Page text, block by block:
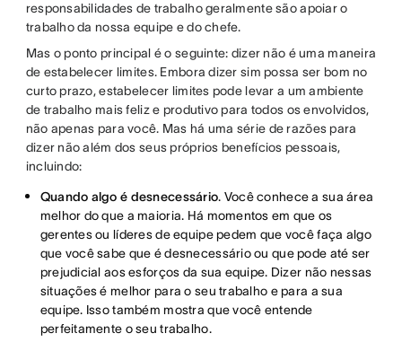
responsabilidades de trabalho geralmente são apoiar o
trabalho da nossa equipe e do chefe.
Mas o ponto principal é o seguinte: dizer não é uma maneira
de estabelecer limites. Embora dizer sim possa ser bom no
curto prazo, estabelecer limites pode levar a um ambiente
de trabalho mais feliz e produtivo para todos os envolvidos,
não apenas para você. Mas há uma série de razões para
dizer não além dos seus próprios benefícios pessoais,
incluindo:
Quando algo é desnecessário. Você conhece a sua área
melhor do que a maioria. Há momentos em que os
gerentes ou líderes de equipe pedem que você faça algo
que você sabe que é desnecessário ou que pode até ser
prejudicial aos esforços da sua equipe. Dizer não nessas
situações é melhor para o seu trabalho e para a sua
equipe. Isso também mostra que você entende
perfeitamente o seu trabalho.